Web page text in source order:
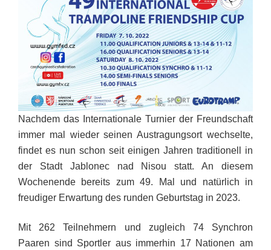
Nachdem das Internationale Turnier der Freundschaft
immer mal wieder seinen Austragungsort wechselte,
findet es nun schon seit einigen Jahren traditionell in
der Stadt Jablonec nad Nisou statt. An diesem
Wochenende bereits zum 49. Mal und natürlich in
freudiger Erwartung des runden Geburtstag in 2023.
Mit 262 Teilnehmern und zugleich 74 Synchron
Paaren sind Sportler aus immerhin 17 Nationen am